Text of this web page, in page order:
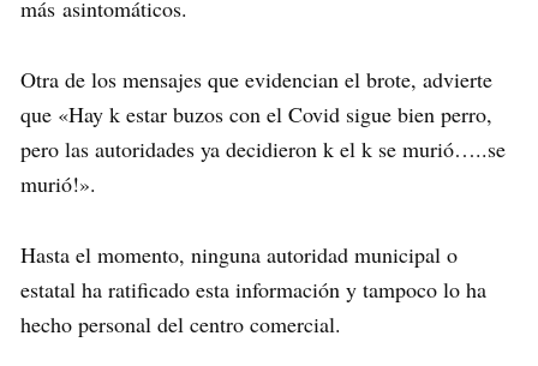
más asintomáticos.
Otra de los mensajes que evidencian el brote, advierte
que «Hay k estar buzos con el Covid sigue bien perro,
pero las autoridades ya decidieron k el k se murió…..se
murió!».
Hasta el momento, ninguna autoridad municipal o
estatal ha ratificado esta información y tampoco lo ha
hecho personal del centro comercial.